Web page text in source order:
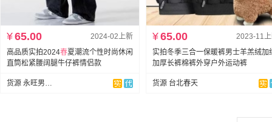
2024-02上新
¥65.00
高品质实拍2024春夏潮流个性时尚休闲
直筒松紧腰阔腿牛仔裤情侣款
货源 永旺男装服饰
2023-11
¥65.00
实拍冬季三合一保暖裤男士羊羔绒加
加厚长裤棉裤外穿户外运动裤
货源 台北春天